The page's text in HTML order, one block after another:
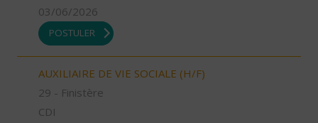
03/06/2026
POSTULER
AUXILIAIRE DE VIE SOCIALE (H/F)
29 - Finistère
CDI